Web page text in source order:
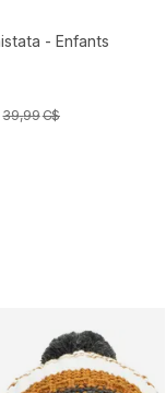
- Enfants
39,99C$